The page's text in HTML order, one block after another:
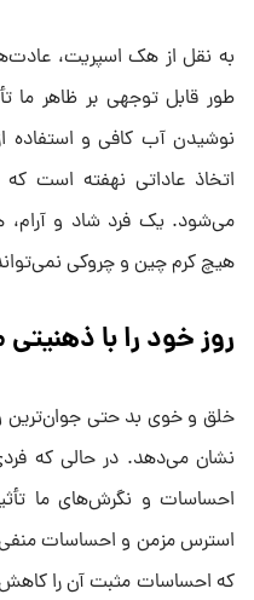
به نقل از هک اسپریت،
طور قابل توجهی بر ظاهر ما
نوشیدن آب کافی و استفاده
اتخاذ عاداتی نهفته است
می‌شود. یک فرد شاد و آرام،
هیچ کرم چین و چروکی
روز خود را با
خلق و خوی بد حتی جوان‌ترین
نشان می‌دهد. در حالی که
احساسات و نگرش‌های ما
استرس مزمن و احساسات منفی
که احساسات مثبت آن را